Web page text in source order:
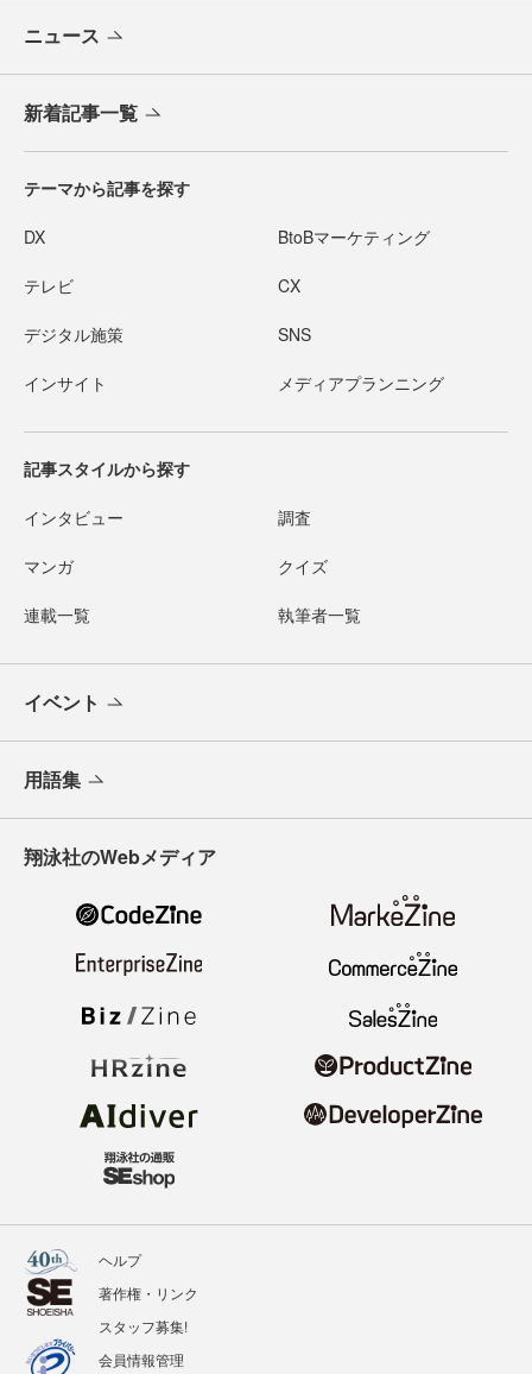
ニュース
新着記事一覧
テーマから記事を探す
DX BtoBマーケティング
テレビ CX
デジタル施策 SNS
インサイト メディアプランニング
記事スタイルから探す
インタビュー 調査
マンガ クイズ
連載一覧 執筆者一覧
イベント
用語集
翔泳社のWebメディア
ヘルプ
著作権・リンク
スタッフ募集!
会員情報管理